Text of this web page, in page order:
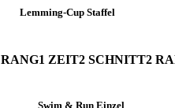
Lemming-Cup Staffel
RANG1 ZEIT2 SCHNITT2
Swim & Run Einzel